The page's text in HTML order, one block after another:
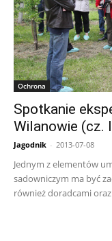
Ochrona
Spotkanie
Wilanowie (cz.
Jagodnik - 2013-07-08
Jednym z elementów
sadowniczym ma być
również doradcami